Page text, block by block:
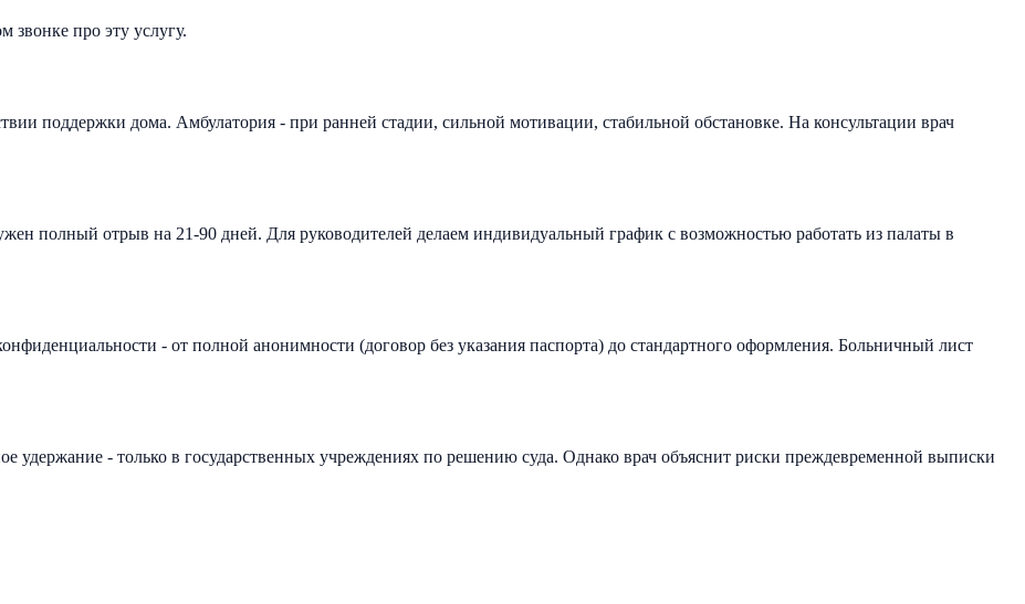
звонке про эту услугу.
поддержки дома. Амбулатория - при ранней стадии, сильной мотивации, стабильной обстановке. На консультации врач
полный отрыв на 21-90 дней. Для руководителей делаем индивидуальный график с возможностью работать из палаты в
- от полной анонимности (договор без указания паспорта) до стандартного оформления. Больничный лист
удержание - только в государственных учреждениях по решению суда. Однако врач объяснит риски преждевременной выписки